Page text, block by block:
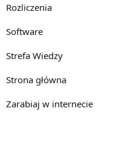
Rozliczenia
Software
Strefa Wiedzy
Strona główna
Zarabiaj w internecie